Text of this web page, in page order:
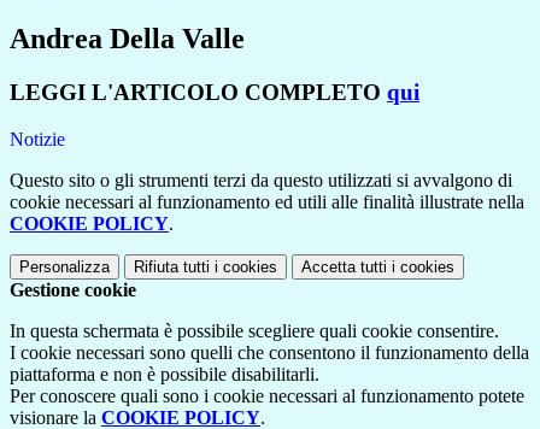
Andrea Della Valle
LEGGI L'ARTICOLO COMPLETO qui
Notizie
Questo sito o gli strumenti terzi da questo utilizzati si avvalgono di
cookie necessari al funzionamento ed utili alle finalità illustrate nella
COOKIE POLICY.
Personalizza Rifiuta tutti i cookies Accetta tutti i cookies
Gestione cookie
In questa schermata è possibile scegliere quali cookie consentire.
I cookie necessari sono quelli che consentono il funzionamento della
piattaforma e non è possibile disabilitarli.
Per conoscere quali sono i cookie necessari al funzionamento potete
visionare la COOKIE POLICY.